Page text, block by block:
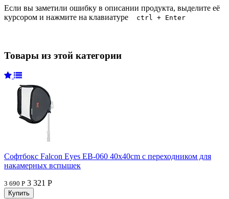
Если вы заметили ошибку в описании продукта, выделите её
курсором и нажмите на клавиатуре
ctrl + Enter
Товары из этой категории
Софтбокс Falcon Eyes EB-060 40x40cm с переходником для
накамерных вспышек
3 690 Р 3 321 Р